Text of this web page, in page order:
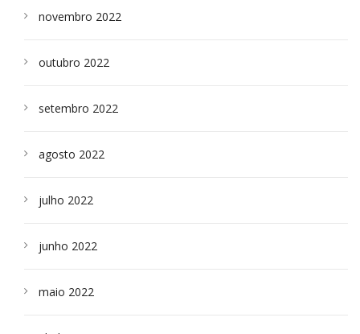
novembro 2022
outubro 2022
setembro 2022
agosto 2022
julho 2022
junho 2022
maio 2022